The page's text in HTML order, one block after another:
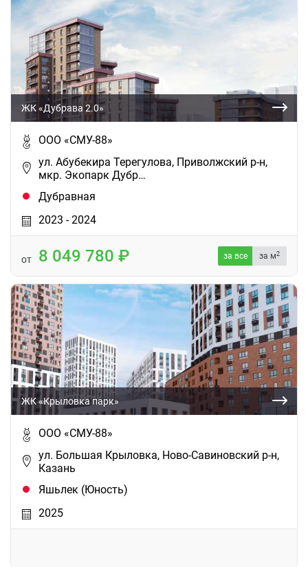
ЖК «Дубрава 2.0»
ООО «СМУ-88»
ул. Абубекира Терегулова, Приволжский р-н,
мкр. Экопарк Дубр…
Дубравная
2023 - 2024
от 8 049 780 за все за м2
ЖК «Крыловка парк»
ООО «СМУ-88»
ул. Большая Крыловка, Ново-Савиновский р-н,
Казань
Яшьлек (Юность)
2025